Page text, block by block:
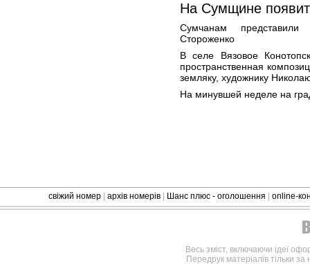
На Сумщине
Сумчанам
Стороженко
В селе Вязовое
пространственная
земляку, художнику
На минувшей неделе на
свіжий номер архів номерів Шанс плюс - оголошення online-
Весь зміст, включаючи ідеї
Передрук матеріалів тільки